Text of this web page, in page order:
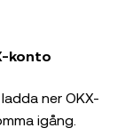
konto
ner OKX-
igång.